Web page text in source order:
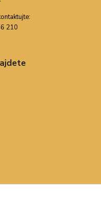
210